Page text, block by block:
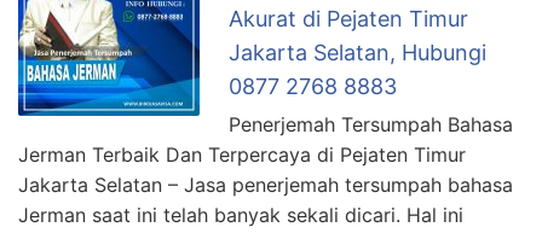
Akurat di Pejaten Timur
Jakarta Selatan, Hubungi
0877 2768 8883
Penerjemah Tersumpah Bahasa
Jerman Terbaik Dan Terpercaya di Pejaten Timur
Jakarta Selatan – Jasa penerjemah tersumpah bahasa
Jerman saat ini telah banyak sekali dicari. Hal ini